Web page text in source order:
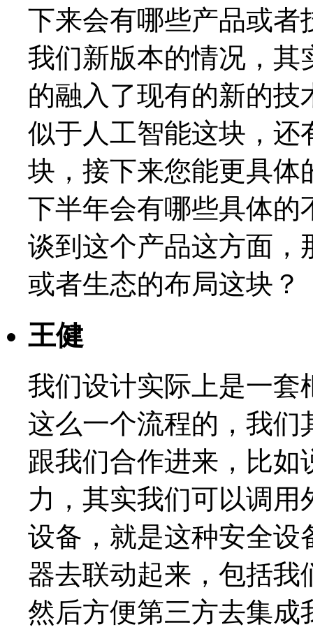
下来会有哪些产品或者
我们新版本的情况，其
的融入了现有的新的
似于人工智能这块，还
块，接下来您能更具体
下半年会有哪些具体的
谈到这个产品这方面，
或者生态的布局这块？
王健
我们设计实际上是一套
这么一个流程的，我们
跟我们合作进来，比
力，其实我们可以调
设备，就是这种安全设
器去联动起来，包括我
然后方便第三方去集成